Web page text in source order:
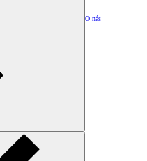
O nás